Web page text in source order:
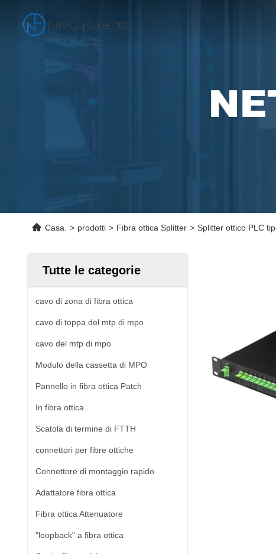
Casa. > prodotti > Fibra ottica Splitter > Splitter ottico PLC
Tutte le categorie
cavo di zona di fibra ottica
cavo di toppa del mtp di mpo
cavo del mtp di mpo
Modulo della cassetta di MPO
Pannello in fibra ottica Patch
In fibra ottica
Scatola di termine di FTTH
connettori per fibre ottiche
Connettore di montaggio rapido
Adattatore fibra ottica
Fibra ottica Attenuatore
"loopback" a fibra ottica